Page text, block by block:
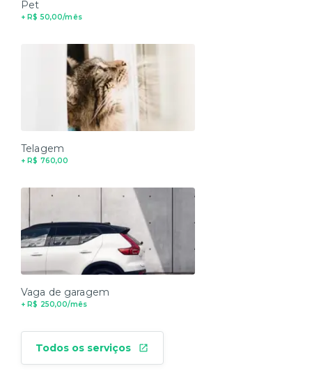
Pet
+ R$ 50,00/mês
Telagem
+ R$ 760,00
Vaga de garagem
+ R$ 250,00/mês
Todos os serviços